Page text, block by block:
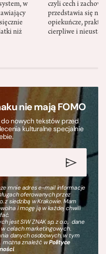
w
niż
czyli cech i
przedstawia się
opiekuńcze,
cierpliwe i
nie mają FOMO
nowych tekstów przed
kulturalne specjalnie
mnie adres e-mail informacje
oferowanych przez
z siedzibą w Krakowie. Mam
i mogę ją w każdej chwili
jest SIW ZNAK sp. z o.o., dane
celach marketingowych.
danych osobowych, w tym
można znaleźć wPolityce
.